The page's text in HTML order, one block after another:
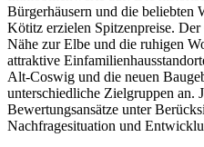
Bürgerhäusern und die beliebten
Kötitz erzielen Spitzenpreise.
Nähe zur Elbe und die ruhigen
attraktive
Alt-Coswig und die neuen
unterschiedliche Zielgruppen an.
Bewertungsansätze unter
Nachfragesituation und